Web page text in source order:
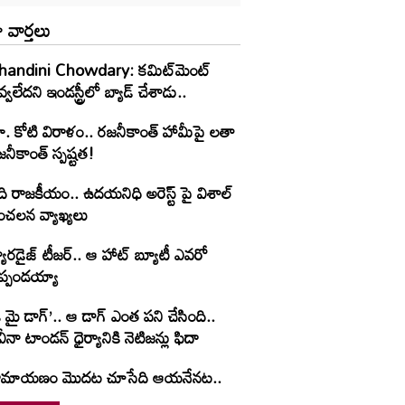
Chowdary: కమిట్‌మెంట్
ఇండస్ట్రీలో బ్యాడ్ చేశాడు..
కోటి విరాళం.. రజనీకాంత్ హామీపై లతా
స్పష్టత!
రాజకీయం.. ఉదయనిధి అరెస్ట్ పై విశాల్
వ్యాఖ్యలు
టీజర్.. ఆ హాట్ బ్యూటీ ఎవరో
మై డాగ్’.. ఆ డాగ్ ఎంత పని చేసింది..
టాండన్ ధైర్యానికి నెటిజన్లు ఫిదా
మొదట చూసేది ఆయనేనట..